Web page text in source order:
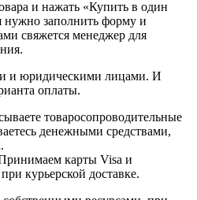
и нажать «Купить в один
нужно заполнить форму и
свяжется менеджер для
и юридическими лицами. И
оплаты.
товаросопроводительные
денежными средствами,
карты Visa и
курьерской доставке.